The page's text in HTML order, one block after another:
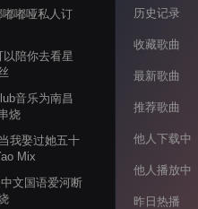
嘟哑私人订
陪你去看星
音乐为南昌
烧
我娶过她五十
Mix
文国语爱河断
历史记录
收藏歌曲
最新歌曲
推荐歌曲
他人下载中
他人播放中
昨日热播